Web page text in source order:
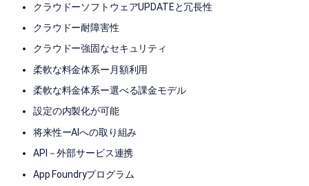
クラウドーソフトウェアUPDATEと冗長性
クラウドー耐障害性
クラウドー強固なセキュリティ
柔軟な料金体系ー月額利用
柔軟な料金体系ー選べる課金モデル
設定の内製化が可能
将来性ーAIへの取り組み
API－外部サービス連携
App Foundryプログラム